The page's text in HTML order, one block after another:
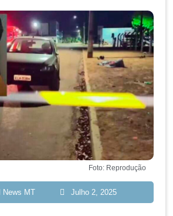
Foto: Reprodução
News MT Julho 2, 2025